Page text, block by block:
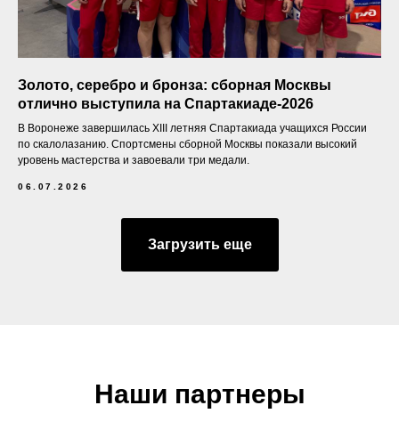
Золото, серебро и бронза: сборная Москвы
отлично выступила на Спартакиаде-2026
В Воронеже завершилась XIII летняя Спартакиада учащихся России
по скалолазанию. Спортсмены сборной Москвы показали высокий
уровень мастерства и завоевали три медали.
06.07.2026
Загрузить еще
Наши партнеры